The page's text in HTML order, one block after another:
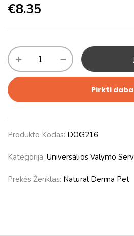
€8.35
Pirkti
Produkto Kodas: DOG216
Kategorija: Universalios Valymo
Prekės Ženklas: Natural Derma Pet